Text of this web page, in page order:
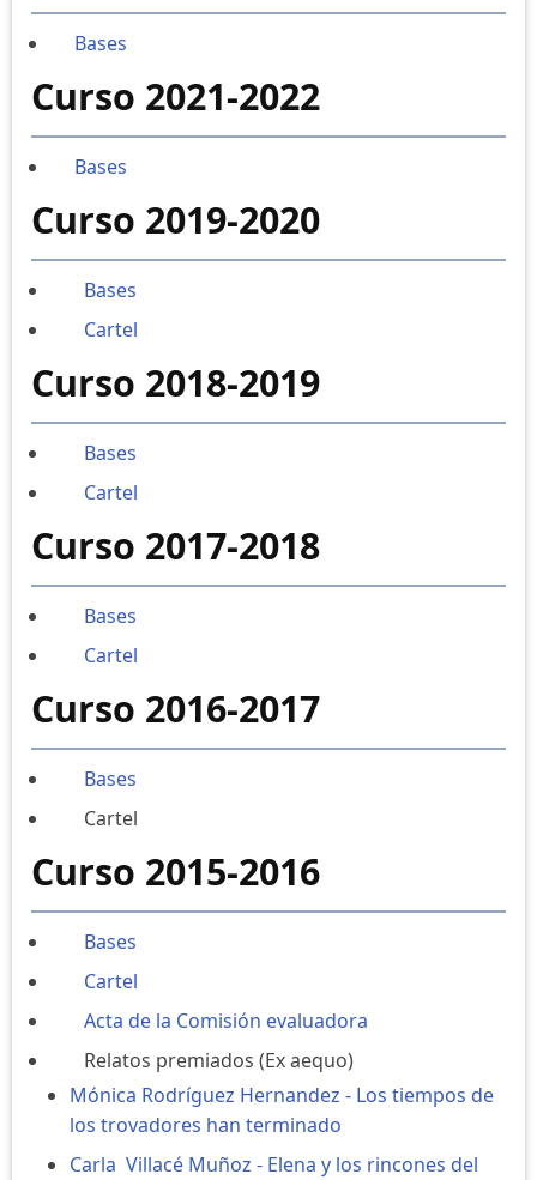
Bases
Curso 2021-2022
Bases
Curso 2019-2020
Bases
Cartel
Curso 2018-2019
Bases
Cartel
Curso 2017-2018
Bases
Cartel
Curso 2016-2017
Bases
Cartel
Curso 2015-2016
Bases
Cartel
Acta de la Comisión evaluadora
Relatos premiados (Ex aequo)
Mónica Rodríguez Hernandez - Los tiempos de
los trovadores han terminado
Carla Villacé Muñoz - Elena y los rincones del